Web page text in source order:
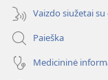
Vaizdo siužetai
Paieška
Medicininė